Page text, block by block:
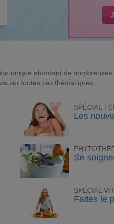
unique abordant de
sur toutes ces thématiques.
SPÉCIAL
Les
Se
SPÉCIAL
Faites le